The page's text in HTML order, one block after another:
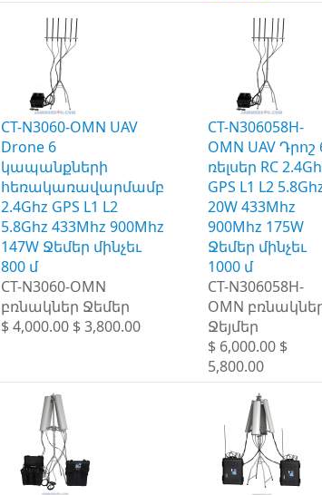
CT-N3060-OMN UAV
Drone 6
կապանքների
հեռակառավարմամբ
2.4Ghz GPS L1 L2
5.8Ghz 433Mhz 900Mhz
147W Ջեմեր մինչեւ
800 մ
CT-N3060-OMN
բռնակներ Ջեմեր
$ 4,000.00 $ 3,800.00
CT-N306058H-
OMN UAV Դրոշ
ռելսեր RC
GPS L1 L2
20W 433Mhz
900Mhz 175W
Ջեմեր մինչեւ
1000 մ
CT-N306058H-
OMN
Ջեյմեր
$ 6,000.00 $
5,800.00